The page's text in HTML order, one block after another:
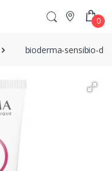
0
bioderma-sensibio-